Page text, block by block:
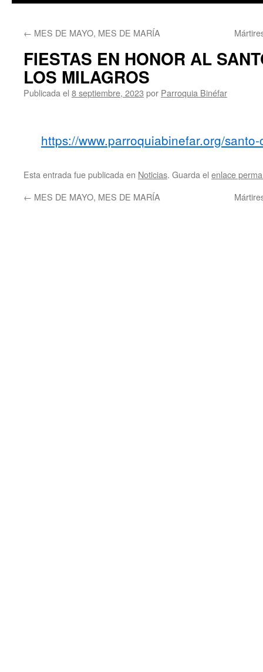
← MES DE MAYO, MES DE MARÍA
FIESTAS EN HONOR AL
LOS MILAGROS
Publicada el 8 septiembre, 2023 por Parroquia Binéfar
https://www.parroquiabinefar.org/
Esta entrada fue publicada en Noticias. Guarda el enlace
← MES DE MAYO, MES DE MARÍA